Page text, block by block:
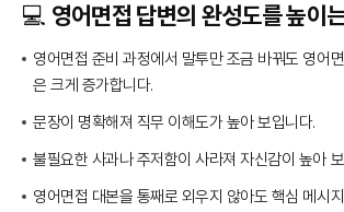
💻 영어면접 답변의 완성도를 높이
영어면접 준비 과정에서 말투만 조금 바꿔도 영어
은 크게 증가합니다.
문장이 명확해져 직무 이해도가 높아 보입니다.
불필요한 사과나 주저함이 사라져 자신감이 높아
영어면접 대본을 통째로 외우지 않아도 핵심 메시